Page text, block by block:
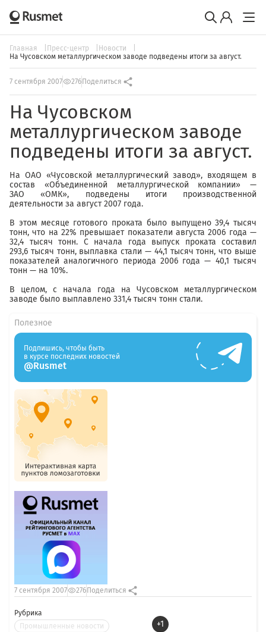
Главная Пресс-центр
Новости
На Чусовском металлургическом заводе подведены итоги за август.
7 сентября 2007 276 Поделиться
На Чусовском
металлургическом заводе
подведены итоги за август.
На ОАО «Чусовской металлургический завод», входящем в
состав «Объединенной металлургической компании» —
ЗАО «ОМК», подведены итоги производственной
деятельности за август 2007 года.
В этом месяце готового проката было выпущено 39,4 тысяч
тонн, что на 22% превышает показатели августа 2006 года —
32,4 тысяч тонн. С начала года выпуск проката составил
293,6 тысяч тонн, выплавка стали — 44,1 тысяч тонн, что выше
показателей аналогичного периода 2006 года — 40,1 тысяч
тонн — на 10%.
В целом, с начала года на Чусовском металлургическом
заводе было выплавлено 331,4 тысяч тонн стали.
Рубрика
Промышленные новости
+1
7 сентября 2007 276 Поделиться
Полезное
Подпишись, чтобы быть
в курсе последних новостей
@Rusmet